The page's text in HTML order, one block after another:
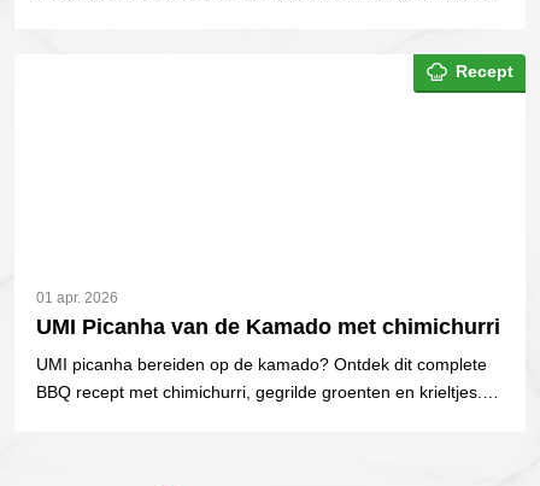
Recept
01 apr. 2026
UMI Picanha van de Kamado met chimichurri
UMI picanha bereiden op de kamado? Ontdek dit complete
BBQ recept met chimichurri, gegrilde groenten en krieltjes.